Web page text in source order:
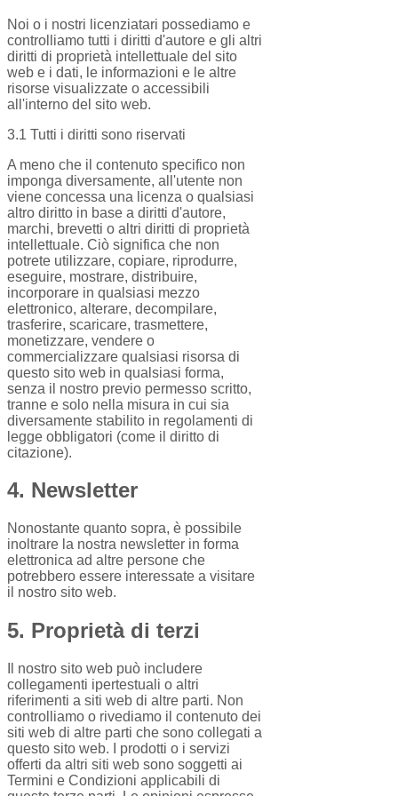
Noi o i nostri licenziatari possediamo e
controlliamo tutti i diritti d'autore e gli altri
diritti di proprietà intellettuale del sito
web e i dati, le informazioni e le altre
risorse visualizzate o accessibili
all'interno del sito web.
3.1 Tutti i diritti sono riservati
A meno che il contenuto specifico non
imponga diversamente, all'utente non
viene concessa una licenza o qualsiasi
altro diritto in base a diritti d'autore,
marchi, brevetti o altri diritti di proprietà
intellettuale. Ciò significa che non
potrete utilizzare, copiare, riprodurre,
eseguire, mostrare, distribuire,
incorporare in qualsiasi mezzo
elettronico, alterare, decompilare,
trasferire, scaricare, trasmettere,
monetizzare, vendere o
commercializzare qualsiasi risorsa di
questo sito web in qualsiasi forma,
senza il nostro previo permesso scritto,
tranne e solo nella misura in cui sia
diversamente stabilito in regolamenti di
legge obbligatori (come il diritto di
citazione).
4. Newsletter
Nonostante quanto sopra, è possibile
inoltrare la nostra newsletter in forma
elettronica ad altre persone che
potrebbero essere interessate a visitare
il nostro sito web.
5. Proprietà di terzi
Il nostro sito web può includere
collegamenti ipertestuali o altri
riferimenti a siti web di altre parti. Non
controlliamo o rivediamo il contenuto dei
siti web di altre parti che sono collegati a
questo sito web. I prodotti o i servizi
offerti da altri siti web sono soggetti ai
Termini e Condizioni applicabili di